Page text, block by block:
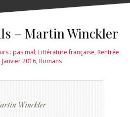
– Martin Winckler
: pas mal,Littérature française,Rentrée
2016,Romans